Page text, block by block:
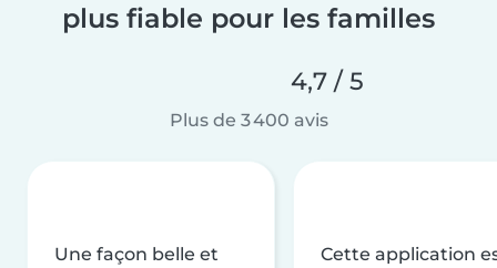
plus fiable pour les familles
4,7 / 5
Plus de 3 400 avis
Une façon belle et
Cette application